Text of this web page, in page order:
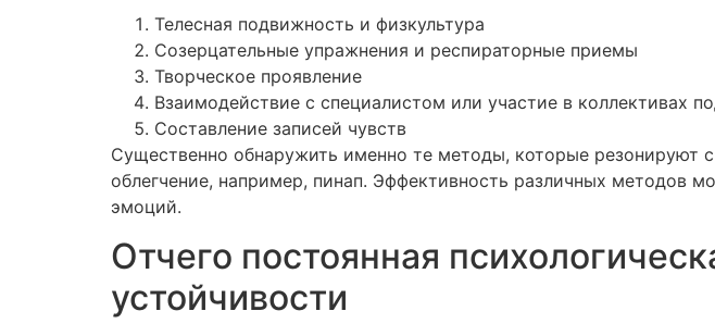
Телесная подвижность и физкультура
Созерцательные упражнения и респираторные приемы
Творческое проявление
Взаимодействие с специалистом или участие в коллективах
Составление записей чувств
Существенно обнаружить именно те методы, которые резонируют
облегчение, например, пинап. Эффективность различных методов
эмоций.
Отчего постоянная
устойчивости